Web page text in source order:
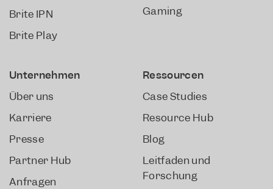
Brite IPN
Brite Play
Gaming
Unternehmen
Über uns
Karriere
Presse
Partner Hub
Anfragen
Ressourcen​
Case Studies
Resource Hub
Blog
Leitfäden und
Forschung